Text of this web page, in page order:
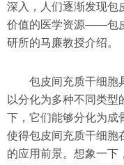
深入，人们逐渐发现包
价值的医学资源——包
研所的马廉教授介绍。
包皮间充质干细胞
以分化为多种不同类
下，它们能够分化为成
使得包皮间充质干细胞
的应用前景。想象一下